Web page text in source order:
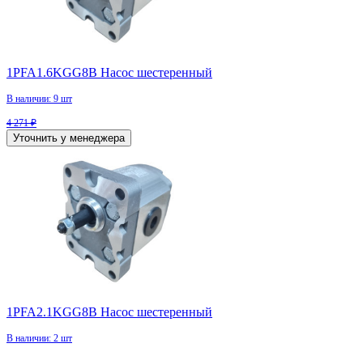
1PFA1.6KGG8B Насос шестеренный
В наличии: 9 шт
4 271 ₽
Уточнить у менеджера
1PFA2.1KGG8B Насос шестеренный
В наличии: 2 шт